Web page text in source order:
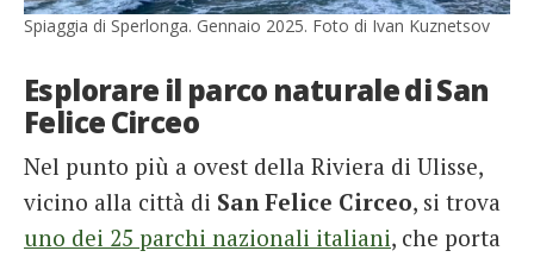
Spiaggia di Sperlonga. Gennaio 2025. Foto di Ivan Kuznetsov
Esplorare il parco naturale di San
Felice Circeo
Nel punto più a ovest della Riviera di Ulisse,
vicino alla città di San Felice Circeo, si trova
uno dei 25 parchi nazionali italiani, che porta